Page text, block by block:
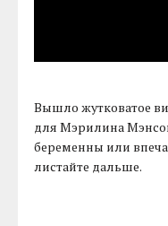
Вышло жутковатое
для Мэрилина
беременны или
листайте дальше.